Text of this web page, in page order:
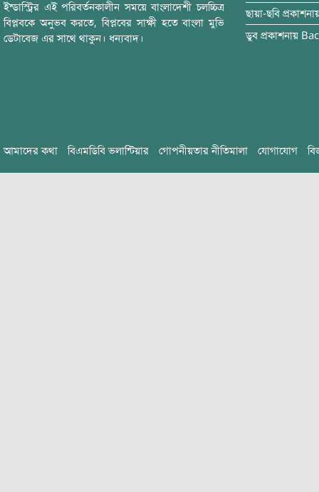
ইন্ডাস্ট্রির এই পরিবর্তনকালীন সময়ে বাংলাদেশী চলচ্চিত্র
বিপ্লবকে অনুভব করতে, বিপ্লবের সাক্ষী হতে বাংলা মুভি
ডেটাবেজ এর সাথে থাকুন। ধন্যবাদ।
ছায়া-ছবি
ডুব প্রকাশনায়
আমাদের কথা বিএমডিবি ভলান্টিয়ার গোপনীয়তার নীতিমালা যোগাযোগ